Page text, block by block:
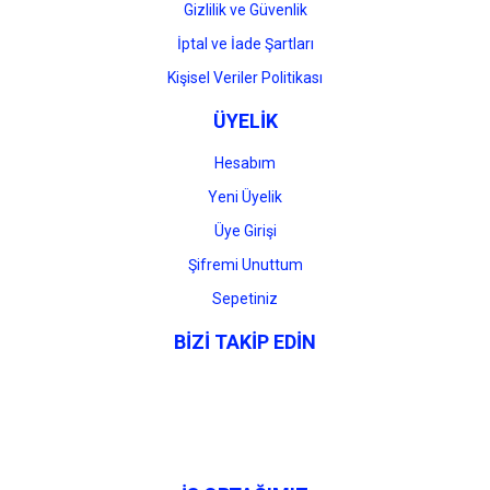
Gizlilik ve Güvenlik
İptal ve İade Şartları
Kişisel Veriler Politikası
ÜYELİK
Hesabım
Yeni Üyelik
Üye Girişi
Şifremi Unuttum
Sepetiniz
BİZİ TAKİP EDİN